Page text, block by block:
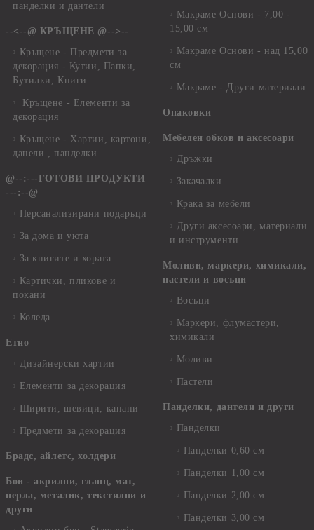
панделки и дантели
--<--@ КРЪЩЕНЕ @-->--
Кръщене - Предмети за
декорация - Кутии, Папки,
Бутилки, Книги
Кръщене - Елементи за
декорация
Кръщене - Хартии, картони,
данели , панделки
@--:---ГОТОВИ ПРОДУКТИ
---:--@
Персанализирани подаръци
За дома и уюта
За книгите и хората
Картички, пликове и
покани
Коледа
Етно
Дизайнерски хартии
Елементи за декорация
Ширити, шевици, канапи
Предмети за декорация
Брадс, айлетс, холдери
Бои - акрилни, гланц, мат,
перла, металик, текстилни и
други
Макраме Основи - 7,00 -
15,00 см
Макраме Основи - над 15,00
см
Макраме - Други материали
Опаковки
Мебелен обков и аксесоари
Дръжки
Закачалки
Крака за мебели
Други аксесоари, материали
и инструменти
Моливи, маркери, химикали,
пастели и восъци
Восъци
Маркери, флумастери,
химикали
Моливи
Пастели
Панделки, дантели и други
Панделки
Панделки 0,60 см
Панделки 1,00 см
Панделки 2,00 см
Панделки 3,00 см